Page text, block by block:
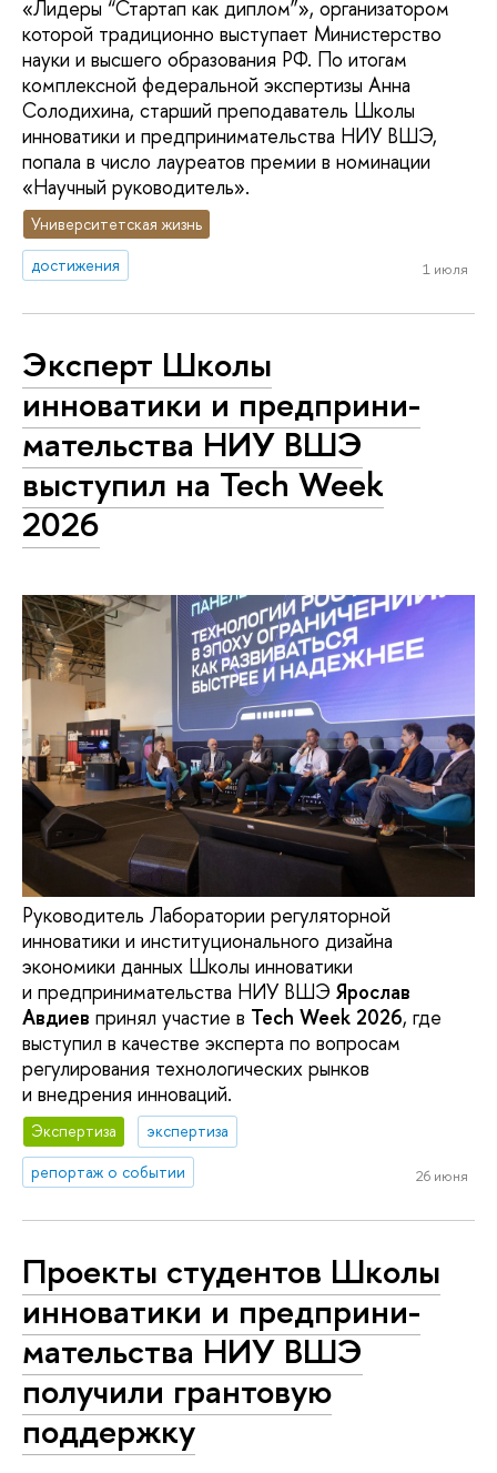
«Лидеры “Стартап как диплом”», организатором
которой традиционно выступает Министерство
науки и высшего образования РФ. По итогам
комплексной федеральной экспертизы Анна
Солодихина, старший преподаватель Школы
инноватики и предпринимательства НИУ ВШЭ,
попала в число лауреатов премии в номинации
«Научный руководитель».
Университетская жизнь
достижения
1 июля
Эксперт Школы
инноватики и пред­при­ни­
ма­тель­ства НИУ ВШЭ
выступил на Tech Week
2026
Руководитель Лаборатории регуляторной
инноватики и институционального дизайна
экономики данных Школы инноватики
и предпринимательства НИУ ВШЭ Ярослав
Авдиев принял участие в Tech Week 2026, где
выступил в качестве эксперта по вопросам
регулирования технологических рынков
и внедрения инноваций.
Экспертиза
экспертиза
репортаж о событии
26 июня
Проекты студентов Школы
инноватики и пред­при­ни­
ма­тель­ства НИУ ВШЭ
получили грантовую
поддержку